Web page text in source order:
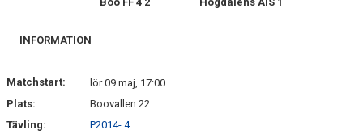
BILDGALLERI
KONTAKT
INFORMATION
Matchstart:
lör 09 maj, 17:00
Plats:
Boovallen 22
Tävling:
P2014- 4